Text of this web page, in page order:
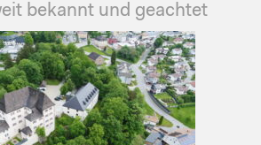
bekannt und geachtet